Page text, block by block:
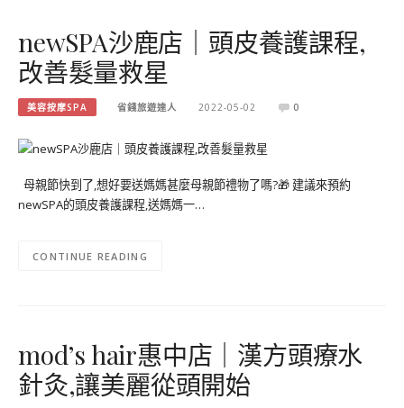
newSPA沙鹿店｜頭皮養護課程,
改善髮量救星
美容按摩SPA 省錢旅遊達人 2022-05-02 0
母親節快到了,想好要送媽媽甚麼母親節禮物了嗎?🎁 建議來預約
newSPA的頭皮養護課程,送媽媽一…
CONTINUE READING
mod’s hair惠中店｜漢方頭療水
針灸,讓美麗從頭開始